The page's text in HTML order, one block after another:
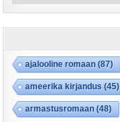
ajalooline romaan (87)
ameerika kirjandus (45)
armastusromaan (48)